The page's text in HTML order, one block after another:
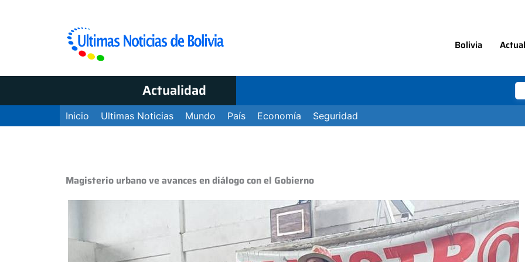
Bolivia
Actualidad
Inicio Ultimas Noticias Mundo País Economía Seguridad
Magisterio urbano ve avances en diálogo con el Gobierno